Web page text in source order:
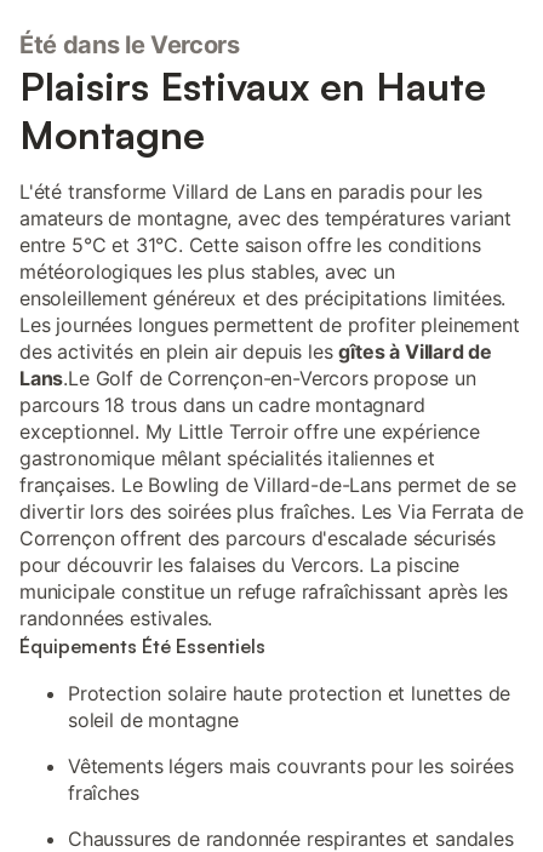
Été dans le Vercors
Plaisirs Estivaux en Haute
Montagne
L'été transforme Villard de Lans en paradis pour les
amateurs de montagne, avec des températures variant
entre 5°C et 31°C. Cette saison offre les conditions
météorologiques les plus stables, avec un
ensoleillement généreux et des précipitations limitées.
Les journées longues permettent de profiter pleinement
des activités en plein air depuis lesgîtes à Villard de
Lans.Le Golf de Corrençon-en-Vercors propose un
parcours 18 trous dans un cadre montagnard
exceptionnel. My Little Terroir offre une expérience
gastronomique mêlant spécialités italiennes et
françaises. Le Bowling de Villard-de-Lans permet de se
divertir lors des soirées plus fraîches. Les Via Ferrata de
Corrençon offrent des parcours d'escalade sécurisés
pour découvrir les falaises du Vercors. La piscine
municipale constitue un refuge rafraîchissant après les
randonnées estivales.
Équipements Été Essentiels
Protection solaire haute protection et lunettes de
soleil de montagne
Vêtements légers mais couvrants pour les soirées
fraîches
Chaussures de randonnée respirantes et sandales